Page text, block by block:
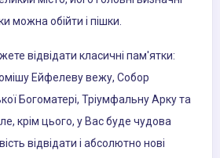
можна обійти і пішки.
відвідати класичні пам'ятки:
Ейфелеву вежу, Собор
Богоматері, Тріумфальну Арку та
крім цього, у Вас буде чудова
відвідати і абсолютно нові